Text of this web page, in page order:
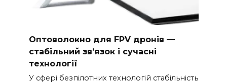
Оптоволокно для FPV дронів —
стабільний зв’язок і сучасні
технології
У сфері безпілотних технологій стабільність